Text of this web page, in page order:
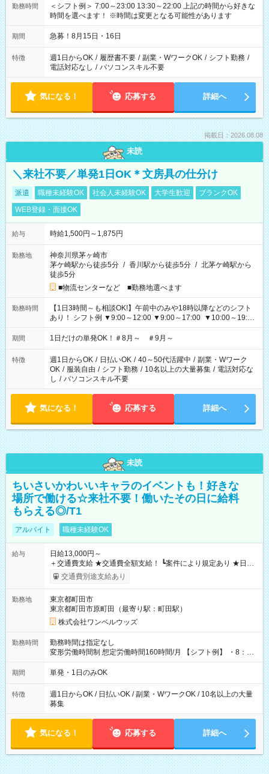
勤務時間
＜シフト例＞ 7:00～23:00 13:30～22:00 上記の時間から好きな
時間を選べます！ ※時間は変更となる可能性があります
期間 急募！8月15日・16日
特徴 週1日からOK / 履歴書不要 / 副業・WワークOK / シフト勤務 /
電話対応なし / パソコンスキル不要
気になる！ 応募する 詳細へ
掲載日：2026.08.08
未読
＼来社不要／単発1日OK＊文房具の仕分け
派遣 職種未経験OK 社会人未経験OK 大学生歓迎
ブランクOK
WEB登録・面接OK
給与 時給1,500円～1,875円
勤務地
神奈川県茅ヶ崎市
茅ケ崎駅から徒歩5分 / 香川駅から徒歩5分 / 北茅ケ崎駅から
徒歩5分
■物流センターなど ■勤務地選べます
勤務時間
【1日3時間～も相談OK!】午前中のみや18時以降などのシフト
あり！ シフト例 ▼9:00～12:00 ▼9:00～17:00 ▼10:00～19:00
▼18:00～21:00
期間 1日だけの単発OK！＃8月～ ＃9月～
特徴 週1日からOK / 日払いOK / 40～50代活躍中 / 副業・Wワーク
OK / 服装自由 / シフト勤務 / 10名以上の大量募集 / 電話対応な
し / パソコンスキル不要
気になる！ 応募する 詳細へ
未読
ちいさいかわいいキャラのイベントも！好きな
場所で働ける☆来社不要！働いたその日に給料
もらえる◎/T1
アルバイト 職種未経験OK
給与
日給13,000円～
＋交通費支給 ★交通費全額支給！ ┗案件により規定あり ★日払
いOK！（規定あり） ┗働いたその日に現金GET♪ お仕事後はコ
ンビニATMから 日払い分を引き落とせます！ 【試用期間】試
交通費別途支給あり
勤務地
東京都町田市
東京都町田市原町田（最寄り駅：町田駅）
株式会社ワンベルウッズ
勤務時間
勤務時間は指定なし
変形労働時間制 想定労働時間160時間/月 【シフト例】 ・8：00
～21：00
期間 単発・1日のみOK
特徴
週1日からOK / 日払いOK / 副業・WワークOK / 10名以上の大量
募集
気になる！ 応募する 詳細へ